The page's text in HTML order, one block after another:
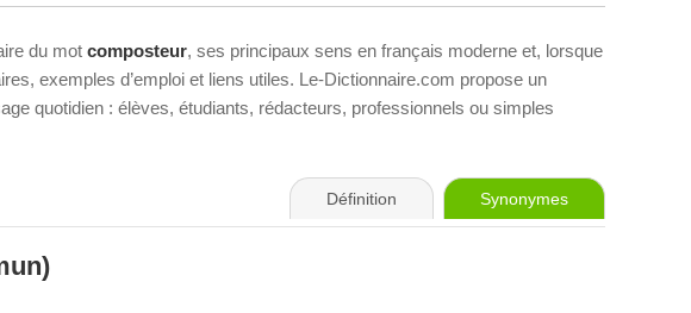
du mot composteur, ses principaux sens en français moderne et, lorsque
exemples d’emploi et liens utiles. Le-Dictionnaire.com propose un
quotidien : élèves, étudiants, rédacteurs, professionnels ou simples
Définition Synonymes